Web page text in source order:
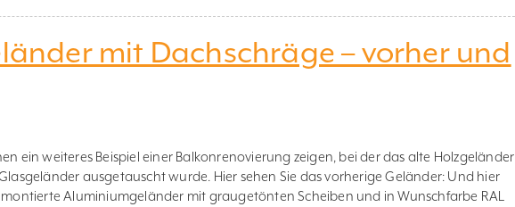
mit Dachschräge – vorher und
ein weiteres Beispiel einer Balkonrenovierung zeigen, bei der das alte Holzgeländer
ausgetauscht wurde. Hier sehen Sie das vorherige Geländer: Und hier
Aluminiumgeländer mit graugetönten Scheiben und in Wunschfarbe RAL